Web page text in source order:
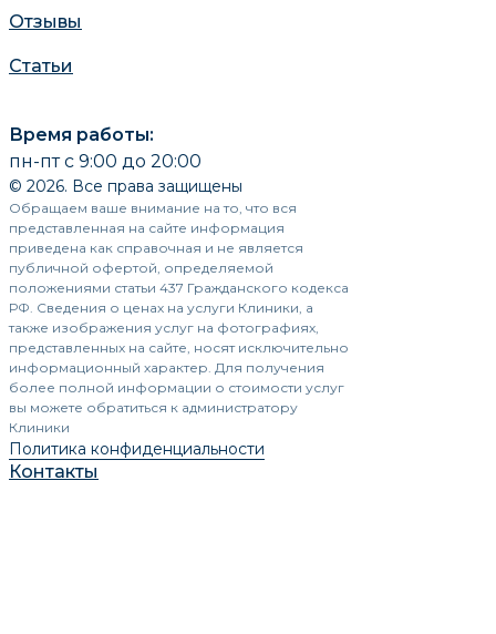
Отзывы
Статьи
Время работы:
пн-пт с 9:00 до 20:00
© 2026. Все права защищены
Обращаем ваше внимание на то, что вся
представленная на сайте информация
приведена как справочная и не является
публичной офертой, определяемой
положениями статьи 437 Гражданского кодекса
РФ. Сведения о ценах на услуги Клиники, а
также изображения услуг на фотографиях,
представленных на сайте, носят исключительно
информационный характер. Для получения
более полной информации о стоимости услуг
вы можете обратиться к администратору
Клиники
Политика конфиденциальности
Контакты